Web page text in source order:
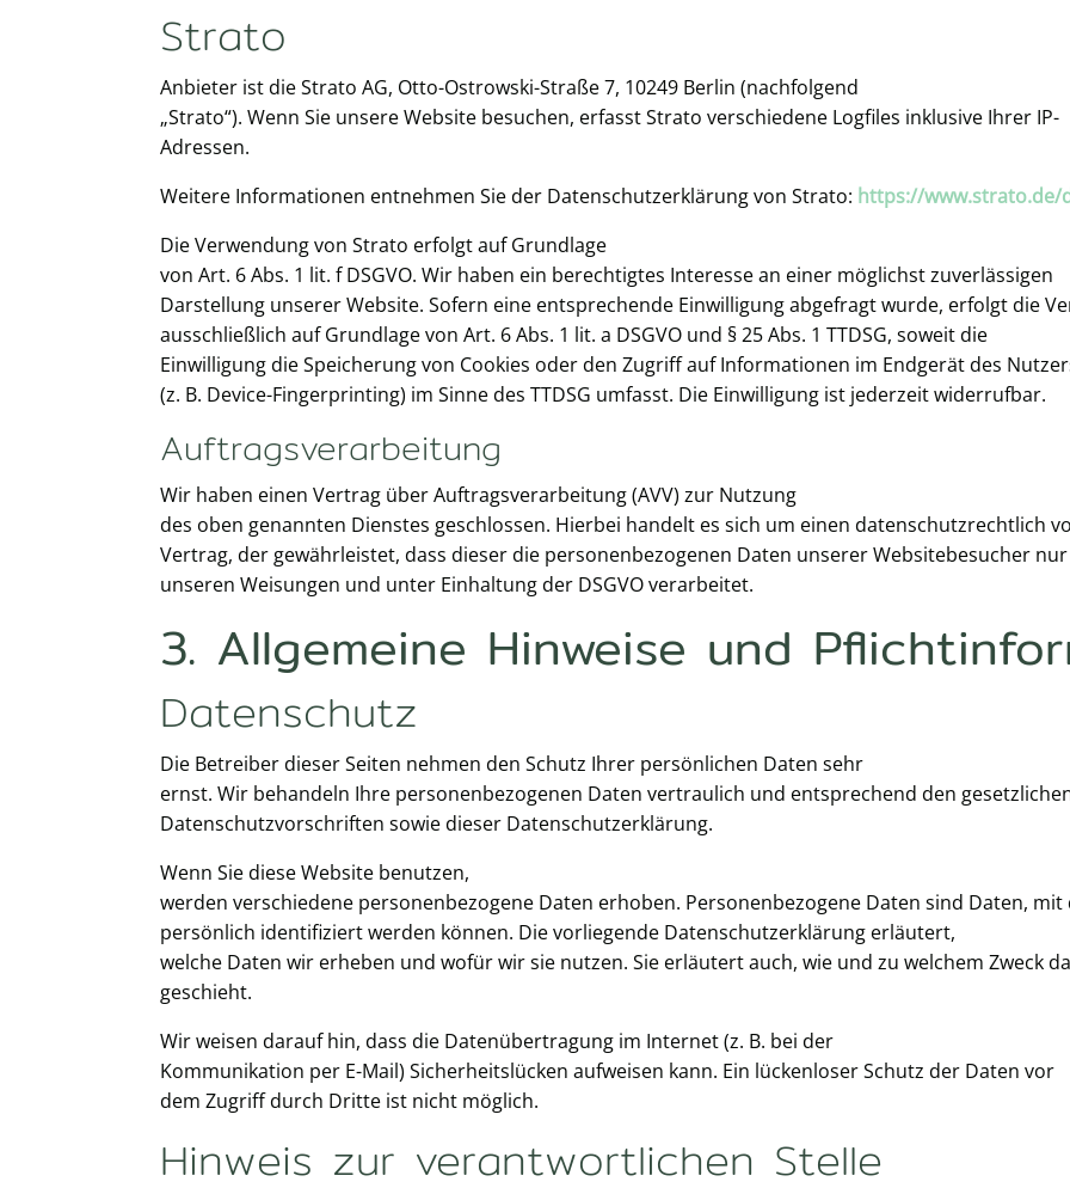
Strato
Anbieter ist die Strato AG, Otto-Ostrowski-Straße 7, 10249 Berlin (nachfolgend
„Strato“). Wenn Sie unsere Website besuchen, erfasst Strato verschiedene Logfiles inklusive Ihrer IP-
Adressen.
Weitere Informationen entnehmen Sie der Datenschutzerklärung von Strato: https://www.strato.de/
Die Verwendung von Strato erfolgt auf Grundlage
von Art. 6 Abs. 1 lit. f DSGVO. Wir haben ein berechtigtes Interesse an einer möglichst zuverlässigen
Darstellung unserer Website. Sofern eine entsprechende Einwilligung abgefragt wurde, erfolgt die
ausschließlich auf Grundlage von Art. 6 Abs. 1 lit. a DSGVO und § 25 Abs. 1 TTDSG, soweit die
Einwilligung die Speicherung von Cookies oder den Zugriff auf Informationen im Endgerät des
(z. B. Device-Fingerprinting) im Sinne des TTDSG umfasst. Die Einwilligung ist jederzeit widerrufbar.
Auftragsverarbeitung
Wir haben einen Vertrag über Auftragsverarbeitung (AVV) zur Nutzung
des oben genannten Dienstes geschlossen. Hierbei handelt es sich um einen datenschutzrechtlich
Vertrag, der gewährleistet, dass dieser die personenbezogenen Daten unserer Websitebesucher
unseren Weisungen und unter Einhaltung der DSGVO verarbeitet.
3. Allgemeine Hinweise und
Datenschutz
Die Betreiber dieser Seiten nehmen den Schutz Ihrer persönlichen Daten sehr
ernst. Wir behandeln Ihre personenbezogenen Daten vertraulich und entsprechend den
Datenschutzvorschriften sowie dieser Datenschutzerklärung.
Wenn Sie diese Website benutzen,
werden verschiedene personenbezogene Daten erhoben. Personenbezogene Daten sind Daten, mit
persönlich identifiziert werden können. Die vorliegende Datenschutzerklärung erläutert,
welche Daten wir erheben und wofür wir sie nutzen. Sie erläutert auch, wie und zu welchem Zweck
geschieht.
Wir weisen darauf hin, dass die Datenübertragung im Internet (z. B. bei der
Kommunikation per E-Mail) Sicherheitslücken aufweisen kann. Ein lückenloser Schutz der Daten vor
dem Zugriff durch Dritte ist nicht möglich.
Hinweis zur verantwortlichen Stelle